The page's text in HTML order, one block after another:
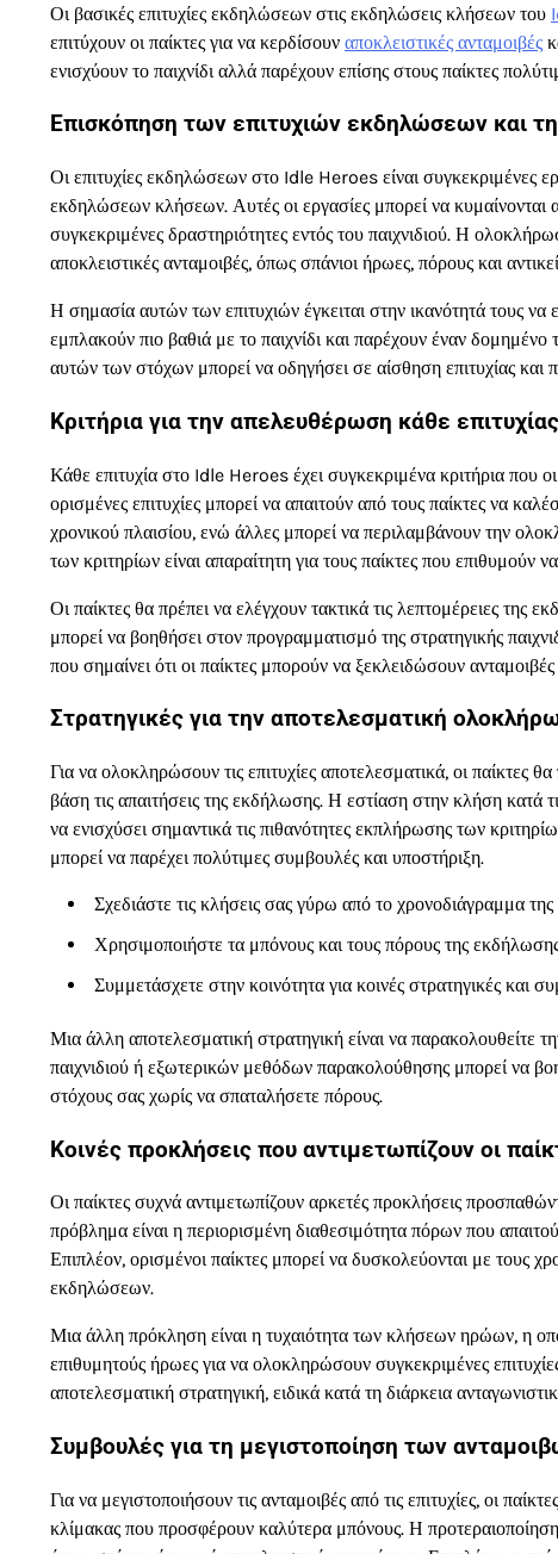
Οι βασικές επιτυχίες εκδηλώσεων στις εκδηλώσεις κλήσεων του
επιτύχουν οι παίκτες για να κερδίσουν αποκλειστικές ανταμοιβές
ενισχύουν το παιχνίδι αλλά παρέχουν επίσης στους παίκτες
Επισκόπηση των επιτυχιών εκδηλώσεων και
Οι επιτυχίες εκδηλώσεων στο Idle Heroes είναι συγκεκριμένες
εκδηλώσεων κλήσεων. Αυτές οι εργασίες μπορεί να
συγκεκριμένες δραστηριότητες εντός του παιχνιδιού. Η
αποκλειστικές ανταμοιβές, όπως σπάνιοι ήρωες, πόρους και
Η σημασία αυτών των επιτυχιών έγκειται στην ικανότητά τους να
εμπλακούν πιο βαθιά με το παιχνίδι και παρέχουν έναν
αυτών των στόχων μπορεί να οδηγήσει σε αίσθηση επιτυχίας και
Κριτήρια για την απελευθέρωση κάθε επιτυχίας
Κάθε επιτυχία στο Idle Heroes έχει συγκεκριμένα κριτήρια που
ορισμένες επιτυχίες μπορεί να απαιτούν από τους παίκτες να
χρονικού πλαισίου, ενώ άλλες μπορεί να περιλαμβάνουν την
των κριτηρίων είναι απαραίτητη για τους παίκτες που
Οι παίκτες θα πρέπει να ελέγχουν τακτικά τις λεπτομέρειες της
μπορεί να βοηθήσει στον προγραμματισμό της στρατηγικής
που σημαίνει ότι οι παίκτες μπορούν να ξεκλειδώσουν
Στρατηγικές για την αποτελεσματική
Για να ολοκληρώσουν τις επιτυχίες αποτελεσματικά, οι παίκτες
βάση τις απαιτήσεις της εκδήλωσης. Η εστίαση στην κλήση
να ενισχύσει σημαντικά τις πιθανότητες εκπλήρωσης των
μπορεί να παρέχει πολύτιμες συμβουλές και υποστήριξη.
Σχεδιάστε τις κλήσεις σας γύρω από το χρονοδιάγραμμα
Χρησιμοποιήστε τα μπόνους και τους πόρους της
Συμμετάσχετε στην κοινότητα για κοινές στρατηγικές και
Μια άλλη αποτελεσματική στρατηγική είναι να παρακολουθείτε
παιχνιδιού ή εξωτερικών μεθόδων παρακολούθησης μπορεί να
στόχους σας χωρίς να σπαταλήσετε πόρους.
Κοινές προκλήσεις που αντιμετωπίζουν οι
Οι παίκτες συχνά αντιμετωπίζουν αρκετές προκλήσεις
πρόβλημα είναι η περιορισμένη διαθεσιμότητα πόρων που
Επιπλέον, ορισμένοι παίκτες μπορεί να δυσκολεύονται με τους
εκδηλώσεων.
Μια άλλη πρόκληση είναι η τυχαιότητα των κλήσεων ηρώων, η
επιθυμητούς ήρωες για να ολοκληρώσουν συγκεκριμένες
αποτελεσματική στρατηγική, ειδικά κατά τη διάρκεια
Συμβουλές για τη μεγιστοποίηση των
Για να μεγιστοποιήσουν τις ανταμοιβές από τις επιτυχίες, οι
κλίμακας που προσφέρουν καλύτερα μπόνους. Η